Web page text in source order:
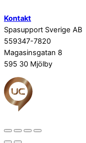
Kontakt
Spasupport Sverige AB
559347-7820
Magasinsgatan 8
595 30 Mjölby